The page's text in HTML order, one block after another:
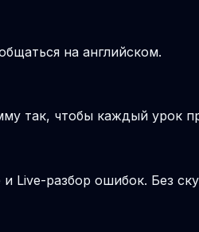
на английском.
так, чтобы каждый урок
Live-разбор ошибок. Без